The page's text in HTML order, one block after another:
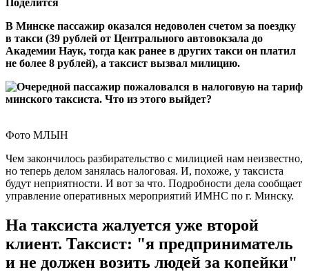
В Минске пассажир оказался недоволен счетом за поездку
в такси (39 рублей от Центрального автовокзала до
Академии Наук, тогда как ранее в других такси он платил
не более 8 рублей), а таксист вызвал милицию.
Фото МЛЫН
Чем закончилось разбирательство с милицией нам неизвестно,
но теперь делом занялась налоговая. И, похоже, у таксиста
будут неприятности. И вот за что. Подробности дела сообщает
управление оперативных мероприятий ИМНС по г. Минску.
На таксиста жалуется уже второй
клиент. Таксист: "я предприниматель
и не должен возить людей за копейки"